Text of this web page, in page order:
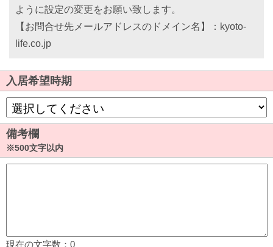
ように設定の変更をお願い致します。
【お問合せ先メールアドレスのドメイン名】：kyoto-
life.co.jp
入居希望時期
備考欄
※500文字以内
現在の文字数： 0